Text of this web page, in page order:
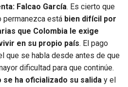
Falcao García. Es cierto que
permanezca está bien difícil por
que Colombia le exige
en su propio país. El pago
que se habla desde antes de que
dificultad para que continúe.
se ha oficializado su salida y el